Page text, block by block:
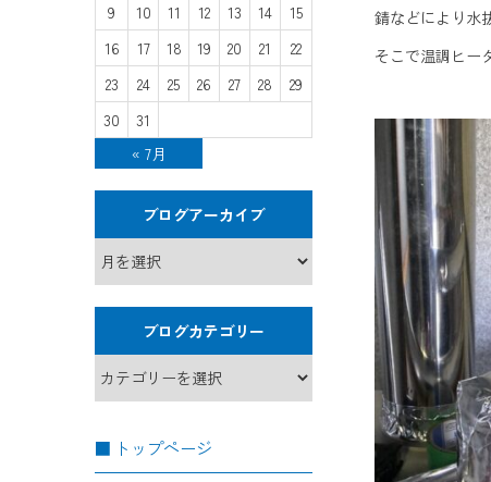
9
10 11 12 13 14
15
16
17 18 19 20 21
22
23
24 25 26 27 28
29
30
31
« 7月
ブログアーカイブ
ブログカテゴリー
トップページ
錆などにより水
そこで温調ヒー